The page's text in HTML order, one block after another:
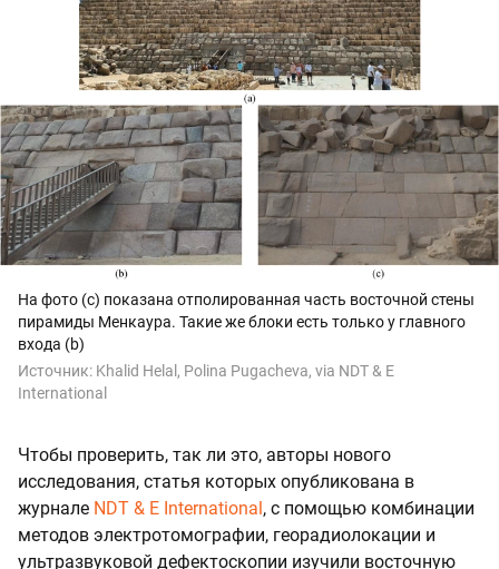
На фото (c) показана отполированная часть восточной стены
пирамиды Менкаура. Такие же блоки есть только у главного
входа (b)
Источник: Khalid Helal, Polina Pugacheva, via NDT & E
International
Чтобы проверить, так ли это, авторы нового
исследования, статья которых опубликована в
журнале NDT & E International , с помощью комбинации
методов электротомографии, георадиолокации и
ультразвуковой дефектоскопии изучили восточную